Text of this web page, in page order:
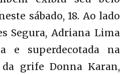
sábado, 18. Ao lado
Segura, Adriana Lima
e superdecotada na
grife Donna Karan,